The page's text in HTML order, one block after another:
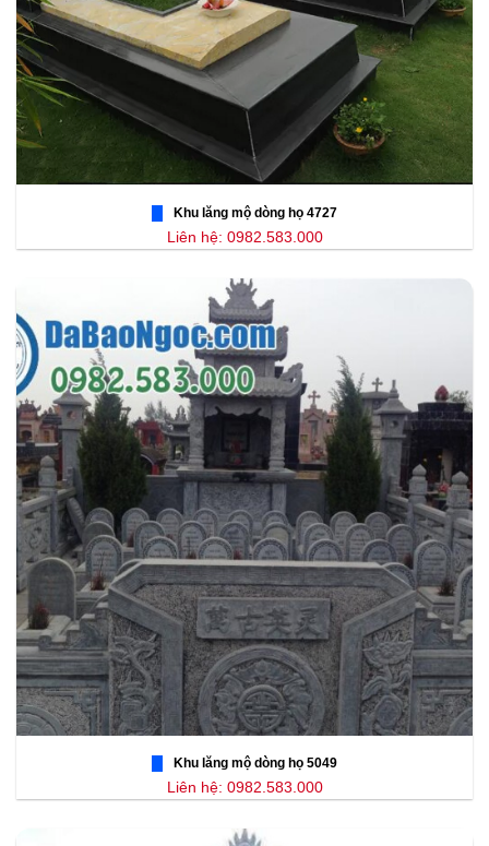
Khu lăng mộ dòng họ 4727
Liên hệ: 0982.583.000
Khu lăng mộ dòng họ 5049
Liên hệ: 0982.583.000